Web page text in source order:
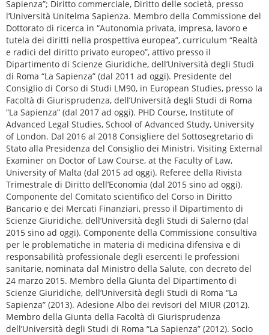
Sapienza”; Diritto commerciale, Diritto delle società, presso
l’Università Unitelma Sapienza. Membro della Commissione del
Dottorato di ricerca in “Autonomia privata, impresa, lavoro e
tutela dei diritti nella prospettiva europea”, curriculum “Realtà
e radici del diritto privato europeo”, attivo presso il
Dipartimento di Scienze Giuridiche, dell’Università degli Studi
di Roma “La Sapienza” (dal 2011 ad oggi). Presidente del
Consiglio di Corso di Studi LM90, in European Studies, presso la
Facoltà di Giurisprudenza, dell’Università degli Studi di Roma
“La Sapienza” (dal 2017 ad oggi). PHD Course, Institute of
Advanced Legal Studies, School of Advanced Study, University
of London. Dal 2016 al 2018 Consigliere del Sottosegretario di
Stato alla Presidenza del Consiglio dei Ministri. Visiting External
Examiner on Doctor of Law Course, at the Faculty of Law,
University of Malta (dal 2015 ad oggi). Referee della Rivista
Trimestrale di Diritto dell’Economia (dal 2015 sino ad oggi).
Componente del Comitato scientifico del Corso in Diritto
Bancario e dei Mercati Finanziari, presso il Dipartimento di
Scienze Giuridiche, dell’Università degli Studi di Salerno (dal
2015 sino ad oggi). Componente della Commissione consultiva
per le problematiche in materia di medicina difensiva e di
responsabilità professionale degli esercenti le professioni
sanitarie, nominata dal Ministro della Salute, con decreto del
24 marzo 2015. Membro della Giunta del Dipartimento di
Scienze Giuridiche, dell’Università degli Studi di Roma “La
Sapienza” (2013). Adesione Albo dei revisori del MIUR (2012).
Membro della Giunta della Facoltà di Giurisprudenza
dell’Università degli Studi di Roma “La Sapienza” (2012). Socio